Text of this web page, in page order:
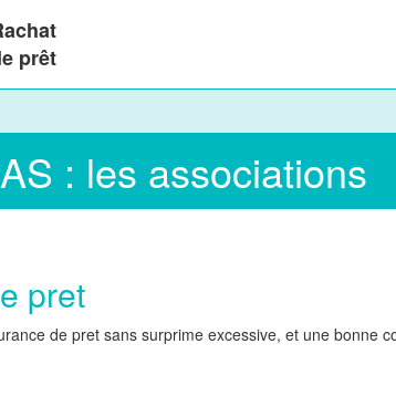
prêt
: les associations
pret
de pret sans surprime excessive, et une bonne